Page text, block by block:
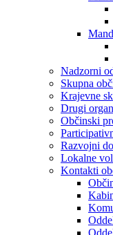
Nadzorni
Skupna
Krajevne
Drugi
Občinski
Razvojni
Lokalne
Kontakti